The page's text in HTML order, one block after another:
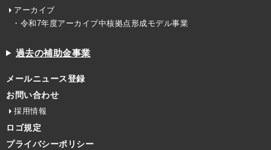
アーカイブ
・令和7年度アーカイブ中核拠点形成モデル事業
過去の補助金事業
メールニュース登録
お問い合わせ
採用情報
ロゴ規定
プライバシーポリシー